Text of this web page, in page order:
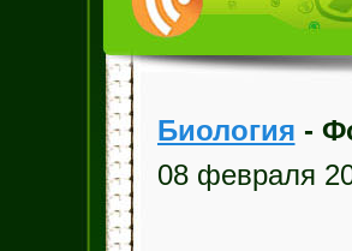
Биология -
08 февраля